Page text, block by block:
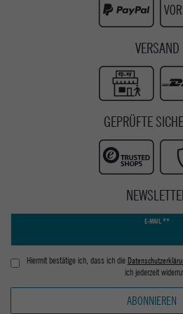
VERSAND
GEPRÜFTE
E-MAIL **
Hiermit bestätige ich, dass ich die
ich jederzeit
ABONNIEREN